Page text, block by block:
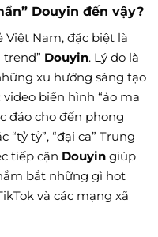
Douyin đến vậy?
Việt Nam, đặc biệt là
trend” Douyin. Lý do là
xu hướng sáng tạo
biến hình “ảo ma
đáo cho đến phong
tỷ”, “đại ca” Trung
tiếp cận Douyin giúp
bắt những gì hot
và các mạng xã